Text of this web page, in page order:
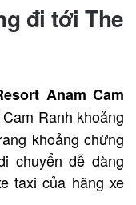
đi tới The
Anam Cam
Ranh khoảng
khoảng chừng
chuyển dễ dàng
taxi của hãng xe